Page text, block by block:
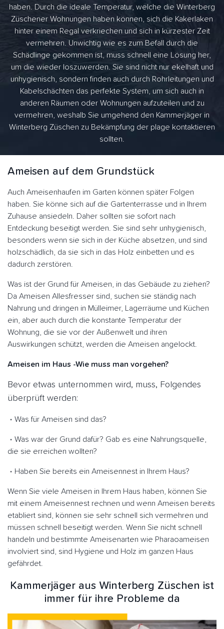
haben. Durch die ideale Temperatur, welche die Winterberg
Züschener Wohnungen haben können, sich die Kakerlaken
hinter einem Regal verkriechen und sich in kürzester Zeit
vermehren. Unwichtig wie es zum Befall durch die
Schädlinge gekommen ist, muss schnell eine Lösung her,
um die wieder loszuwerden. Sie sind nicht nur ekelhaft und
unhygienisch, sondern finden auch durch Rohrleitungen und
Kabelschächten das perfekte System, um sich auch in
anderen Räumen oder Wohnungen aufzuteilen und zu
vermehren, weshalb Sie umgehend den Kammerjäger in
Winterberg Züschen zu Bekämpfung der plage kontaktieren
sollten.
Ameisen auf dem Grundstück
Auch Ameisenhaufen im Garten können später Folgen
haben. Sie könne sich auf die Gartenterrasse und in Ihrem
Zuhause ansiedeln. Daher sollten sie sofort nach
Entdeckung beseitigt werden. Sie sind sehr unhygienisch,
besonders wenn sie sich in der Küche absetzen, und sind
holzschädlich, da sie sich in das Holz einbetten und es
dadurch zerstören.
Was ist der Grund für Ameisen, in das Gebäude zu ziehen?
Da Ameisen Allesfresser sind, suchen sie ständig nach
Nahrung und dringen in Mülleimer, Lagerräume und Küchen
ein, aber auch durch die konstante Temperatur der
Wohnung, die sie vor der Außenwelt und ihren
Auswirkungen schützt, werden die Ameisen angelockt.
Ameisen im Haus -Wie muss man vorgehen?
Bevor etwas unternommen wird, muss, Folgendes
überprüft werden:
Was für Ameisen sind das?
Was war der Grund dafür? Gab es eine Nahrungsquelle,
die sie erreichen wollten?
Haben Sie bereits ein Ameisennest in Ihrem Haus?
Wenn Sie viele Ameisen in Ihrem Haus haben, können Sie
mit einem Ameisennest rechnen und wenn Ameisen bereits
etabliert sind, können sie sehr schnell sich vermehren und
müssen schnell beseitigt werden. Wenn Sie nicht schnell
handeln und bestimmte Ameisenarten wie Pharaoameisen
involviert sind, sind Hygiene und Holz im ganzen Haus
gefährdet.
Kammerjäger aus Winterberg Züschen ist
immer für ihre Probleme da